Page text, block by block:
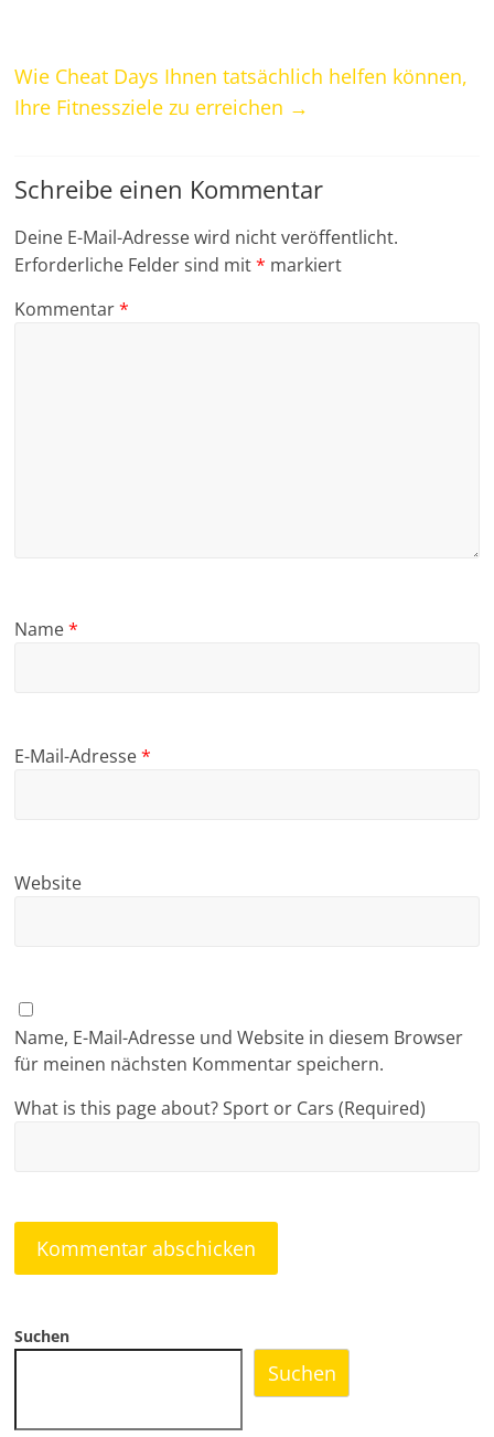
Wie Cheat Days Ihnen tatsächlich helfen können,
Ihre Fitnessziele zu erreichen →
Schreibe einen Kommentar
Deine E-Mail-Adresse wird nicht veröffentlicht.
Erforderliche Felder sind mit* markiert
Kommentar*
Name*
E-Mail-Adresse*
Website
Name, E-Mail-Adresse und Website in diesem Browser
für meinen nächsten Kommentar speichern.
What is this page about? Sport or Cars (Required)
Suchen
Suchen